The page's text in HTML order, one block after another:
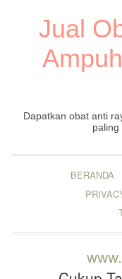
Jual
Dapatkan obat anti
BERANDA